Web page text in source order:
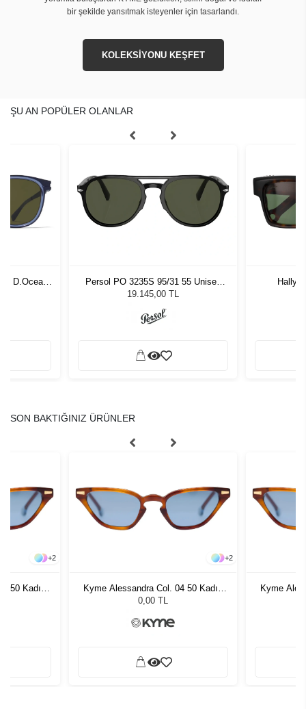
bir şekilde yansıtmak isteyenler için tasarlandı.
KOLEKSİYONU KEŞFET
ŞU AN POPÜLER OLANLAR
D.Ocean
Persol PO 3235S 95/31 55 Unisex
Güneş Gözlüğü
19.145,00 TL
Hally
SON BAKTIĞINIZ ÜRÜNLER
+2
50 Kadın
+2
Kyme Alessandra Col. 04 50 Kadın
Güneş Gözlüğü
0,00 TL
Kyme